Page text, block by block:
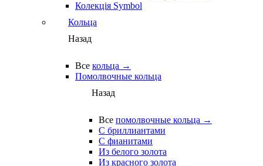
Колекція Symbol
Кольца
Назад
Все кольца →
Помолвочные кольца
Назад
Все помолвочные кольца →
С бриллиантами
С фианитами
Из белого золота
Из красного золота